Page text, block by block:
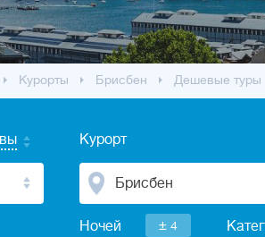
Курорты Брисбен Дешевые туры
Курорт
Брисбен
Ночей ±4